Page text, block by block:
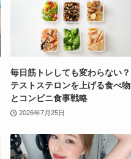
毎日筋トレしても変わらない？
テストステロンを上げる食べ物
とコンビニ食事戦略
2026年7月25日